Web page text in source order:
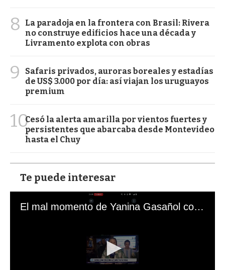
8
La paradoja en la frontera con Brasil: Rivera
no construye edificios hace una década y
Livramento explota con obras
9
Safaris privados, auroras boreales y estadías
de US$ 3.000 por día: así viajan los uruguayos
premium
10Cesó la alerta amarilla por vientos fuertes y
persistentes que abarcaba desde Montevideo
hasta el Chuy
Te puede interesar
El mal momento de Yanina Gasañol con un hincha argentino en "Subrayado"